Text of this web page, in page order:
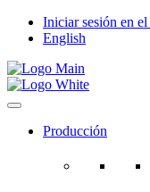
Iniciar sesión en
English
Producción